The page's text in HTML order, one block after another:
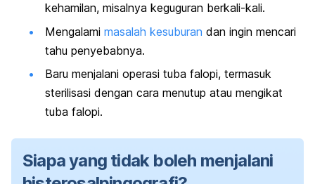
kehamilan, misalnya keguguran berkali-kali.
Mengalami masalah kesuburan dan ingin mencari
tahu penyebabnya.
Baru menjalani operasi tuba falopi, termasuk
sterilisasi dengan cara menutup atau mengikat
tuba falopi.
Siapa yang tidak boleh menjalani